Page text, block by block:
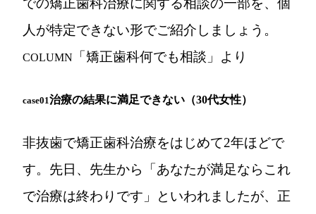
人が特定できない形でご紹介しましょう。
COLUMN 「矯正歯科何でも相談」より
case01治療の結果に満足できない（30代女性）
非抜歯で矯正歯科治療をはじめて2年ほどで
す。先日、先生から「あなたが満足ならこれ
で治療は終わりです」といわれましたが、正